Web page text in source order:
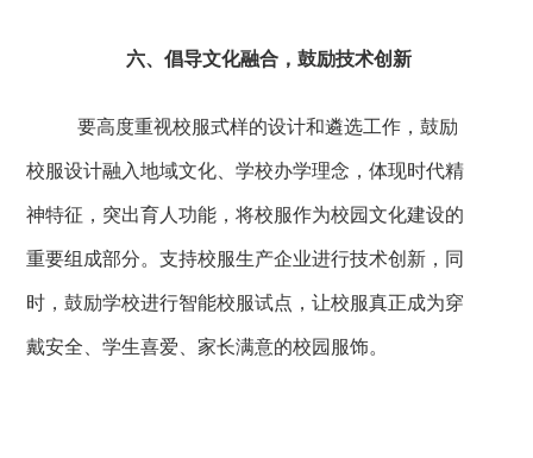
六、倡导文化融合，鼓励技术创新
要高度重视校服式样的设计和遴选工作，鼓励
校服设计融入地域文化、学校办学理念，体现时代精
神特征，突出育人功能，将校服作为校园文化建设的
重要组成部分。支持校服生产企业进行技术创新，同
时，鼓励学校进行智能校服试点，让校服真正成为穿
戴安全、学生喜爱、家长满意的校园服饰。